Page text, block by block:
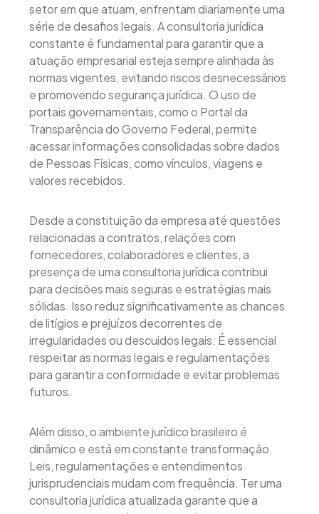
setor em que atuam, enfrentam diariamente uma
série de desafios legais. A consultoria jurídica
constante é fundamental para garantir que a
atuação empresarial esteja sempre alinhada às
normas vigentes, evitando riscos desnecessários
e promovendo segurança jurídica. O uso de
portais governamentais, como o Portal da
Transparência do Governo Federal, permite
acessar informações consolidadas sobre dados
de Pessoas Físicas, como vínculos, viagens e
valores recebidos.
Desde a constituição da empresa até questões
relacionadas a contratos, relações com
fornecedores, colaboradores e clientes, a
presença de uma consultoria jurídica contribui
para decisões mais seguras e estratégias mais
sólidas. Isso reduz significativamente as chances
de litígios e prejuízos decorrentes de
irregularidades ou descuidos legais. É essencial
respeitar as normas legais e regulamentações
para garantir a conformidade e evitar problemas
futuros.
Além disso, o ambiente jurídico brasileiro é
dinâmico e está em constante transformação.
Leis, regulamentações e entendimentos
jurisprudenciais mudam com frequência. Ter uma
consultoria jurídica atualizada garante que a